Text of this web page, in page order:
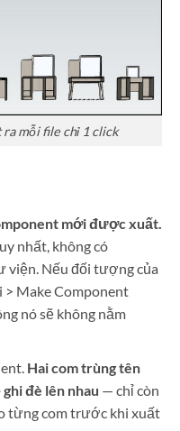
mỗi file chỉ 1 click
mới được xuất.
nhất, không có
viện. Nếu đối tượng của
> Make Component
nó sẽ không nằm
Hai com trùng tên
đè lên nhau — chỉ còn
từng com trước khi xuất